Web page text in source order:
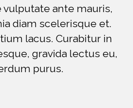
ante mauris,
diam scelerisque et.
lacus. Curabitur in
gravida lectus eu,
purus.